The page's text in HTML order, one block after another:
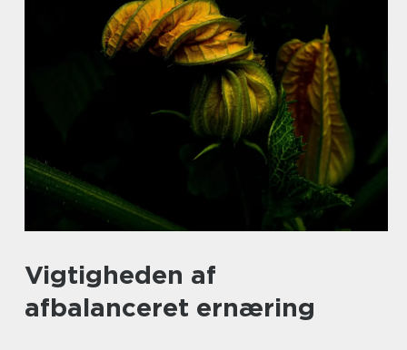
Vigtigheden af
afbalanceret ernæring